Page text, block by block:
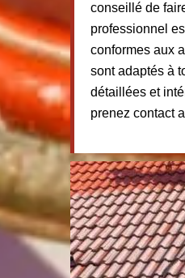
conseillé de
professionnel
conformes aux
sont adaptés à
détaillées et
prenez contact